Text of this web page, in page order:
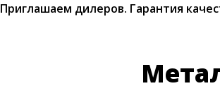
Приглашаем дилеров. Гарантия